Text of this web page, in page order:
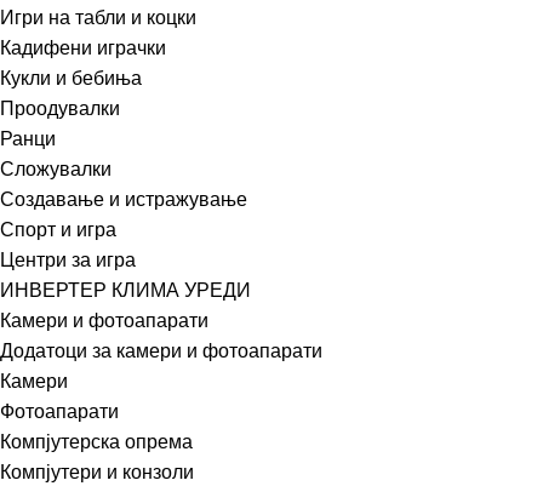
Игри на табли и коцки
Кадифени играчки
Кукли и бебиња
Проодувалки
Ранци
Сложувалки
Создавање и истражување
Спорт и игра
Центри за игра
ИНВЕРТЕР КЛИМА УРЕДИ
Камери и фотоапарати
Додатоци за камери и фотоапарати
Камери
Фотоапарати
Компјутерска опрема
Компјутери и конзоли